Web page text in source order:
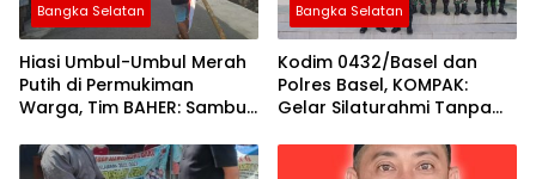
Bangka Selatan
Hiasi Umbul-Umbul Merah
Putih di Permukiman
Warga, Tim BAHER: Sambut
Bangka Selatan
Kodim 0432/Basel dan
Polres Basel, KOMPAK:
Gelar Silaturahmi Tanpa